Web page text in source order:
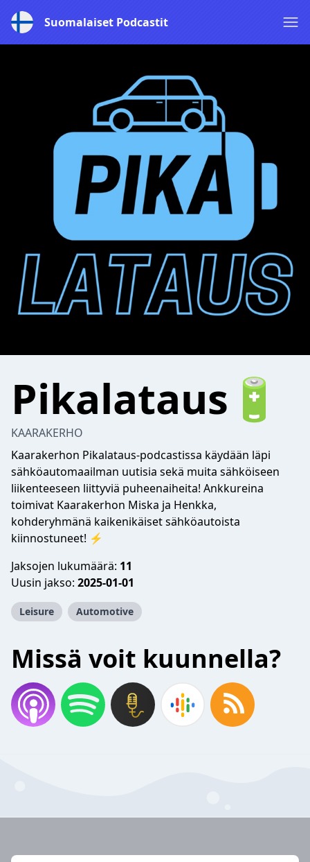
Suomalaiset Podcastit
Pikalataus🔋
KAARAKERHO
Kaarakerhon Pikalataus-podcastissa käydään läpi
sähköautomaailman uutisia sekä muita sähköiseen
liikenteeseen liittyviä puheenaiheita! Ankkureina
toimivat Kaarakerhon Miska ja Henkka,
kohderyhmänä kaikenikäiset sähköautoista
kiinnostuneet! ⚡
Jaksojen lukumäärä: 11
Uusin jakso: 2025-01-01
Leisure Automotive
Missä voit kuunnella?